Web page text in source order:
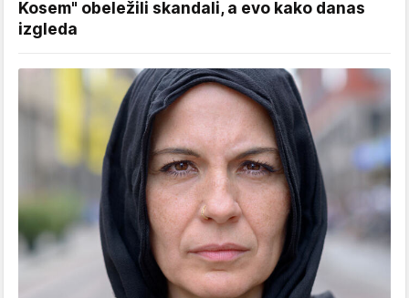
Kosem" obeležili skandali, a evo kako danas
izgleda